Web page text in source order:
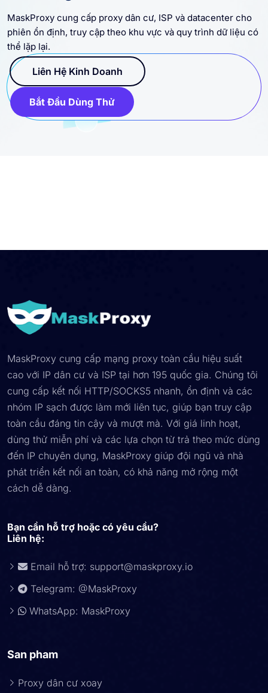
MaskProxy cung cấp proxy dân cư, ISP và datacenter cho
phiên ổn định, truy cập theo khu vực và quy trình dữ liệu có
thể lặp lại.
Liên Hệ Kinh Doanh
Bắt Đầu Dùng Thử
MaskProxy cung cấp mạng proxy toàn cầu hiệu suất
cao với IP dân cư và ISP tại hơn 195 quốc gia. Chúng tôi
cung cấp kết nối HTTP/SOCKS5 nhanh, ổn định và các
nhóm IP sạch được làm mới liên tục, giúp bạn truy cập
toàn cầu đáng tin cậy và mượt mà. Với giá linh hoạt,
dùng thử miễn phí và các lựa chọn từ trả theo mức dùng
đến IP chuyên dụng, MaskProxy giúp đội ngũ và nhà
phát triển kết nối an toàn, có khả năng mở rộng một
cách dễ dàng.
Bạn cần hỗ trợ hoặc có yêu cầu?
Liên hệ:
Email hỗ trợ: support@maskproxy.io
Telegram: @MaskProxy
WhatsApp: MaskProxy
San pham
Proxy dân cư xoay